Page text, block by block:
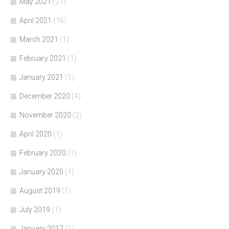
April 2021 (16)
March 2021 (1)
February 2021 (1)
January 2021 (1)
December 2020 (4)
November 2020 (2)
April 2020 (1)
February 2020 (1)
January 2020 (1)
August 2019 (1)
July 2019 (1)